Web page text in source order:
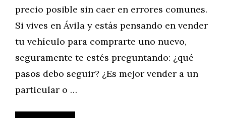
precio posible sin caer en errores comunes.
Si vives en Ávila y estás pensando en vender
tu vehículo para comprarte uno nuevo,
seguramente te estés preguntando: ¿qué
pasos debo seguir? ¿Es mejor vender a un
particular o …